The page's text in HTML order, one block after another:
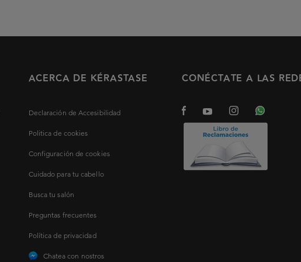
ACERCA DE KÉRASTASE
Declaración de Accesibilidad
Politica de cookies
Configuración de cookies
Cuidado para tu cabello
Busca tu salón
Preguntas frecuentes
Política de privacidad
Chatea con nostros
CONÉCTATE A LAS